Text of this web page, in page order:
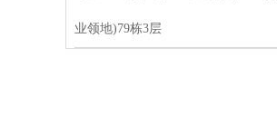
业领地)79栋3层